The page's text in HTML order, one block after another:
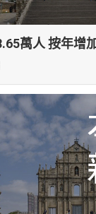
萬人 按年增